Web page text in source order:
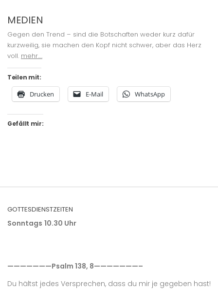
MEDIEN
Gegen den Trend – sind die Botschaften weder kurz dafür
kurzweilig, sie machen den Kopf nicht schwer, aber das Herz
voll. mehr….
Teilen mit:
Drucken E-Mail WhatsApp
Gefällt mir:
GOTTESDIENSTZEITEN
Sonntags 10.30 Uhr
———————Psalm 138, 8———————–
Du hältst jedes Versprechen, dass du mir je gegeben hast!